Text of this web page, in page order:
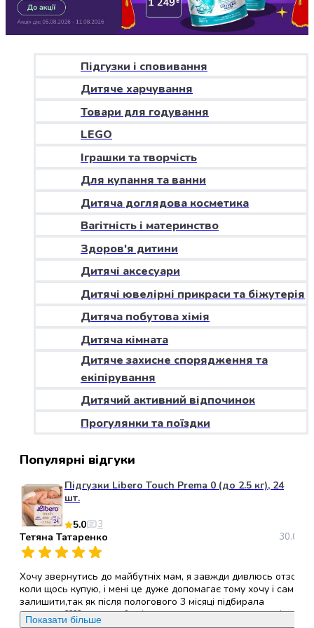
Ром
Текіла
мескаль
і
наливки
Настоянки,
бальзами,
біттери
і
азійський
алкоголь
Слабоалкогольні
напої
Сидри
меди
Подарункові
набори
алкоголю
Продукти
Бакалія
Олія
Сухі
сніданки
приготування
Спеції
та
приправи
Цукор
Все
для
Підгузки і сповивання
Дитяче харчування
Товари для годування
LEGO
Іграшки та творчість
Для купання та ванни
Дитяча доглядова косметика
Вагітність і материнство
Здоров'я дитини
Дитячі аксесуари
Дитячі ювелірні прикраси та біжутерія
Дитяча побутова хімія
Дитяча кімната
Дитяче захисне спорядження та
екіпірування
Дитячий активний відпочинок
Прогулянки та поїздки
Популярні відгуки
Підгузки Libero Touch Prema 0 (до 2.5 кг), 24
шт.
5.0
3
Тетяна Татаренко
Хочу звернутись до майбутніх мам, я завжди дивлюсь отзови
коли щось купую, і мені це дуже допомагає тому хочу і сама
залишити,так як після пологового 3 місяці підбирала
памперси????, хочу щоб всі ви звернули увагу саме на ці
Показати більше